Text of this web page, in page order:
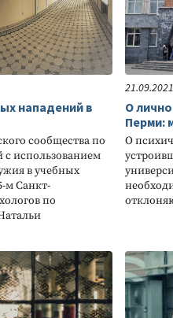
нападений в
сообщества по
использованием
в учебных
м Санкт-
по
21.09.2021
О
Перми:
О